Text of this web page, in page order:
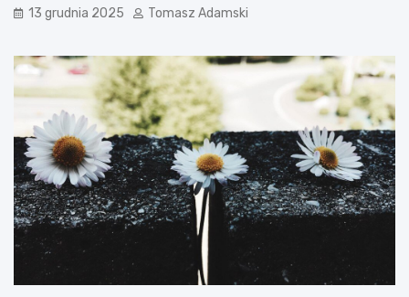
13 grudnia 2025 Tomasz Adamski